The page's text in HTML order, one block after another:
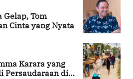
Gelap, Tom
Cinta yang Nyata
Karara yang
Persaudaraan di